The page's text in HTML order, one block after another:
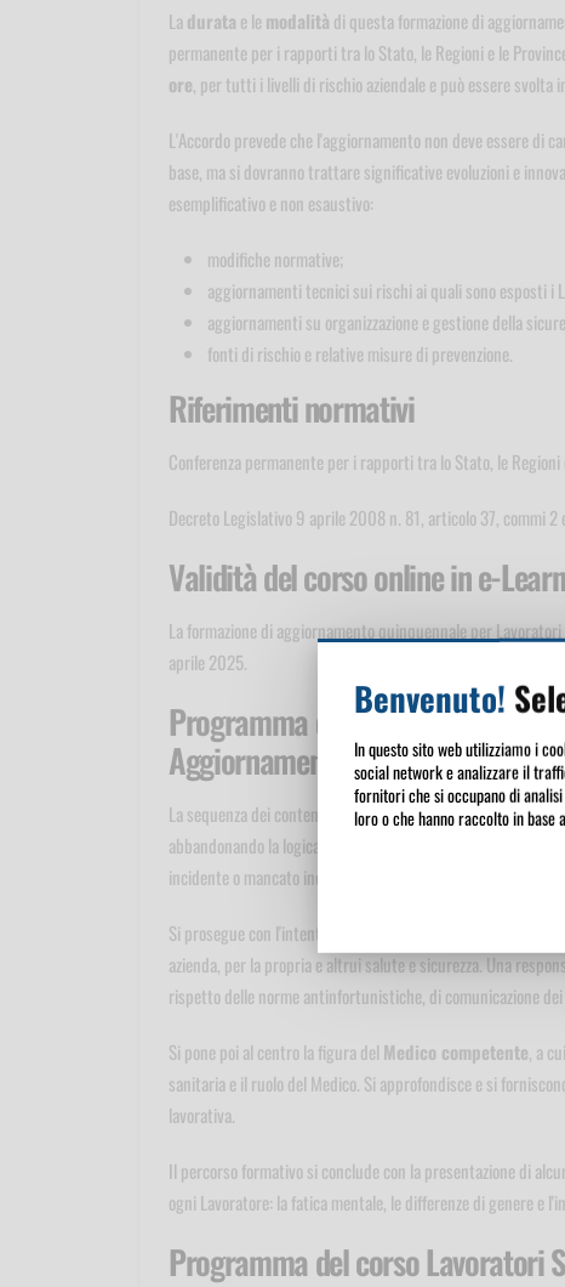
La durata e le modalità di questa formazione di
permanente per i rapporti tra lo Stato, le Regioni e le
ore, per tutti i livelli di rischio aziendale e può essere svolta
L'Accordo prevede che l'aggiornamento non deve essere di
base, ma si dovranno trattare significative evoluzioni e
esemplificativo e non esaustivo:
modifiche normative;
aggiornamenti tecnici sui rischi ai quali sono esposti i
aggiornamenti su organizzazione e gestione della
fonti di rischio e relative misure di prevenzione.
Riferimenti normativi
Conferenza permanente per i rapporti tra lo Stato, le
Decreto Legislativo 9 aprile 2008 n. 81, articolo 37, commi 2
Validità del corso online in e-
La formazione di aggiornamento quinquennale per
aprile 2025.
Programma del corso online in
Aggiornamento - 6 ore
La sequenza dei contenuti è pensata come se fosse un
abbandonando la logica della colpa, si orienta per capire
incidente o mancato incidente.
Si prosegue con l'intento di accostare al termine obbligo
azienda, per la propria e altrui salute e sicurezza. Una
rispetto delle norme antinfortunistiche, di comunicazione
Si pone poi al centro la figura del Medico competente, a
sanitaria e il ruolo del Medico. Si approfondisce e si
lavorativa.
Il percorso formativo si conclude con la presentazione di
ogni Lavoratore: la fatica mentale, le differenze di genere e
Programma del corso Lavoratori
Benvenuto!
In questo sito web utilizziamo i
social network e analizzare il
fornitori che si occupano di
loro o che hanno raccolto in